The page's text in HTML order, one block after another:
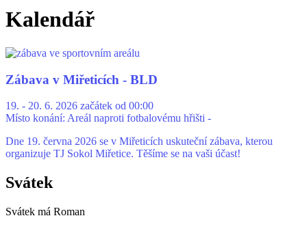
Kalendář
Zábava v Miřeticích - BLD
19. - 20. 6. 2026 začátek od 00:00
Místo konání: Areál naproti fotbalovému hřišti -
Dne 19. června 2026 se v Miřeticích uskuteční zábava, kterou
organizuje TJ Sokol Miřetice. Těšíme se na vaši účast!
Svátek
Svátek má Roman